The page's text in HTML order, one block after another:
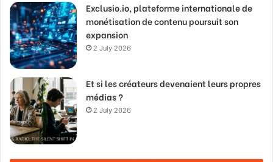
Exclusio.io, plateforme internationale de
monétisation de contenu poursuit son
expansion
2 July 2026
Et si les créateurs devenaient leurs propres
médias ?
2 July 2026